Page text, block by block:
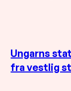
Ungarns
fra vestlig